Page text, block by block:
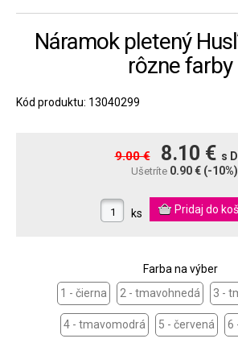
Náramok pletený
rôzne farby
Kód produktu: 13040299
9.00 € 8.10 € s
Ušetríte 0.90 € (-10%)
ks
Farba na výber
1 - čierna
2 - tmavohnedá 3 -
4 - tmavomodrá 5 - červená 6